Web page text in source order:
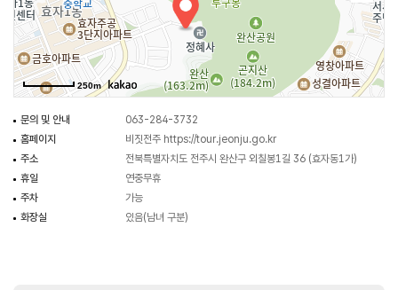
250m
문의 및 안내
063-284-3732
홈페이지
비짓전주 https://tour.jeonju.go.kr
주소
전북특별자치도 전주시 완산구 외칠봉1길 36 (효자동1가)
휴일
연중무휴
주차
가능
화장실
있음(남녀 구분)